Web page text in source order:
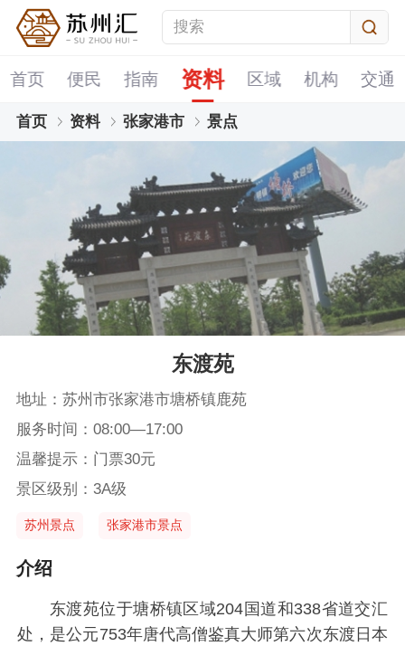
首页 便民 指南 资料 区域 机构 交通
首页 资料 张家港市 景点
东渡苑
地址：苏州市张家港市塘桥镇鹿苑
服务时间：08:00—17:00
温馨提示：门票30元
景区级别：3A级
苏州景点 张家港市景点
介绍
东渡苑位于塘桥镇区域204国道和338省道交汇
处，是公元753年唐代高僧鉴真大师第六次东渡日本